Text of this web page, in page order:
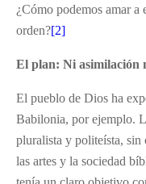
¿Cómo podemos amar a
orden?[2]
El plan: Ni asimilación
El pueblo de Dios ha
Babilonia, por ejemplo.
pluralista y politeísta, sin
las artes y la sociedad